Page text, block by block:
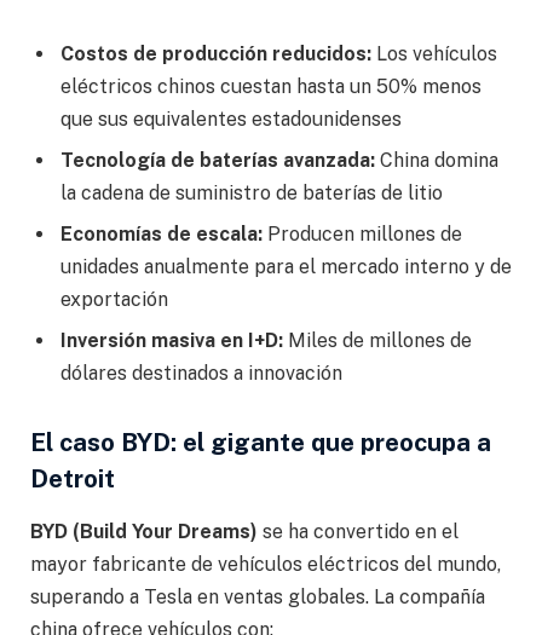
Costos de producción reducidos: Los vehículos
eléctricos chinos cuestan hasta un 50% menos
que sus equivalentes estadounidenses
Tecnología de baterías avanzada: China domina
la cadena de suministro de baterías de litio
Economías de escala: Producen millones de
unidades anualmente para el mercado interno y de
exportación
Inversión masiva en I+D: Miles de millones de
dólares destinados a innovación
El caso BYD: el gigante que preocupa a
Detroit
BYD (Build Your Dreams) se ha convertido en el
mayor fabricante de vehículos eléctricos del mundo,
superando a Tesla en ventas globales. La compañía
china ofrece vehículos con: